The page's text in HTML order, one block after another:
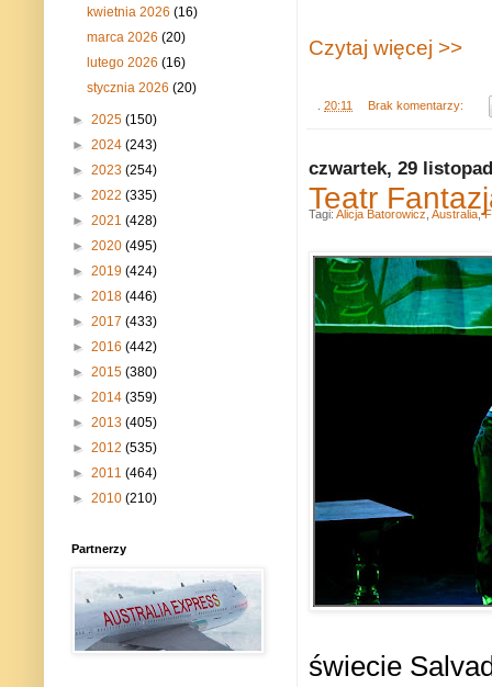
Czytaj więcej >>
20:11 Brak komentarzy:
czwartek, 29
Teatr
świecie
Tagi: Alicja Batorowicz, Australia,
kwietnia 2026(16)
marca 2026(20)
lutego 2026(16)
stycznia 2026(20)
► 2025 (150)
► 2024 (243)
► 2023 (254)
► 2022 (335)
► 2021 (428)
► 2020 (495)
► 2019 (424)
► 2018 (446)
► 2017 (433)
► 2016 (442)
► 2015 (380)
► 2014 (359)
► 2013 (405)
► 2012 (535)
► 2011 (464)
► 2010 (210)
Partnerzy